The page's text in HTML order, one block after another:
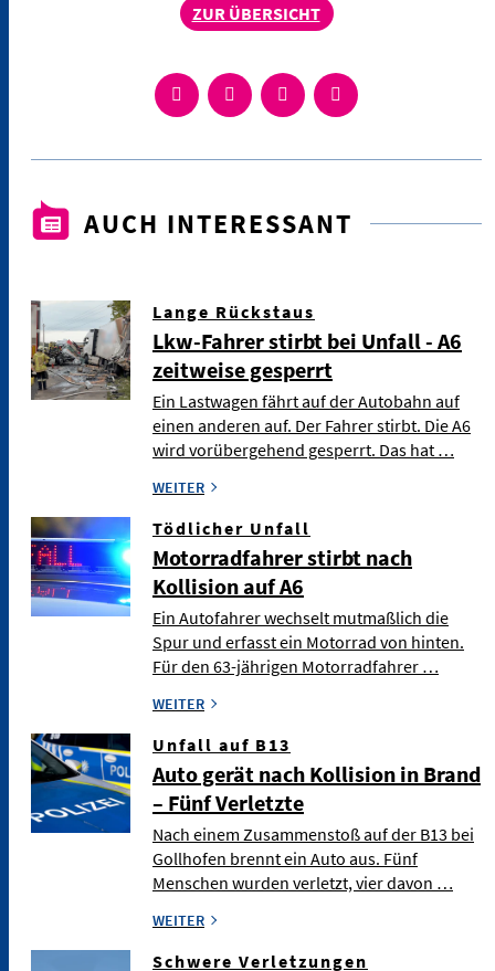
ZUR ÜBERSICHT
AUCH INTERESSANT
Lange Rückstaus
Lkw-Fahrer stirbt bei Unfall - A6
zeitweise gesperrt
Ein Lastwagen fährt auf der Autobahn auf
einen anderen auf. Der Fahrer stirbt. Die A6
wird vorübergehend gesperrt. Das hat …
WEITER
Tödlicher Unfall
Motorradfahrer stirbt nach
Kollision auf A6
Ein Autofahrer wechselt mutmaßlich die
Spur und erfasst ein Motorrad von hinten.
Für den 63-jährigen Motorradfahrer …
WEITER
Unfall auf B13
Auto gerät nach Kollision in Brand
– Fünf Verletzte
Nach einem Zusammenstoß auf der B13 bei
Gollhofen brennt ein Auto aus. Fünf
Menschen wurden verletzt, vier davon …
WEITER
Schwere Verletzungen